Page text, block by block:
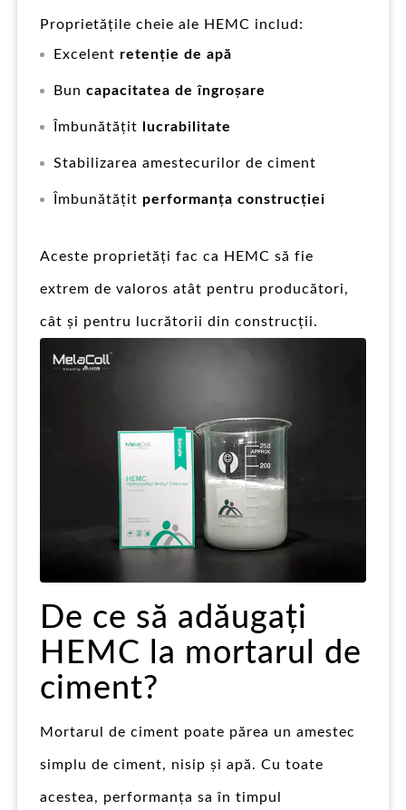
Proprietățile cheie ale HEMC includ:
Excelent retenție de apă
Bun capacitatea de îngroșare
Îmbunătățit lucrabilitate
Stabilizarea amestecurilor de ciment
Îmbunătățit performanța construcției
Aceste proprietăți fac ca HEMC să fie
extrem de valoros atât pentru producători,
cât și pentru lucrătorii din construcții.
De ce să adăugați
HEMC la mortarul de
ciment?
Mortarul de ciment poate părea un amestec
simplu de ciment, nisip și apă. Cu toate
acestea, performanța sa în timpul